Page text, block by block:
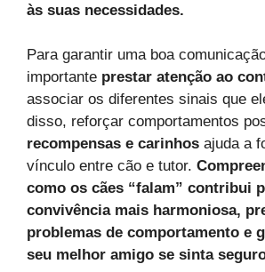
às suas necessidades.
Para garantir uma boa
importante prestar atenção ao
associar os diferentes sinais que
disso, reforçar comportamentos
recompensas e carinhos ajuda a
vínculo entre cão e tutor.
como os cães “falam” contribui
convivência mais harmoniosa,
problemas de comportamento e
seu melhor amigo se sinta